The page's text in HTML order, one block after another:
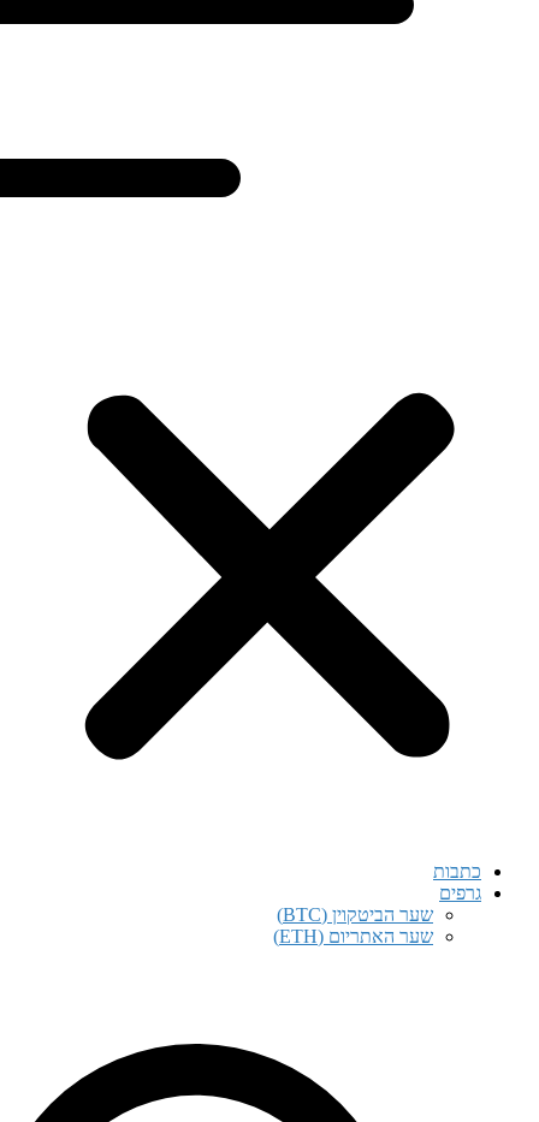
שער הביטקוין (BTC)
שער האתריום (ETH)